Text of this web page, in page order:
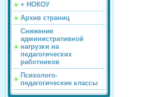
+ НОКОУ
Архив страниц
Снижение
административной
нагрузки на
педагогических
работников
Психолого-
педагогические классы